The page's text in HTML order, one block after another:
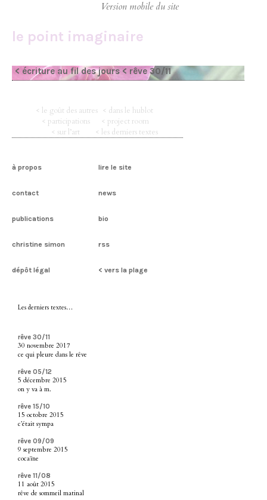
le point imaginaire
< écriture au fil des jours < rêve 30/11
< le goût des autres < dans le hublot
< participations
< project room
< sur l’art
< les derniers textes
à propos lire le site
contact news
publications bio
christine simon rss
dépôt légal < vers la plage
Les derniers textes…
rêve 30/11
30 novembre 2017
ce qui pleure dans le rêve
rêve 05/12
5 décembre 2015
on y va à m.
rêve 15/10
15 octobre 2015
c’était sympa
rêve 09/09
9 septembre 2015
cocaïne
rêve 11/08
11 août 2015
rêve de sommeil matinal